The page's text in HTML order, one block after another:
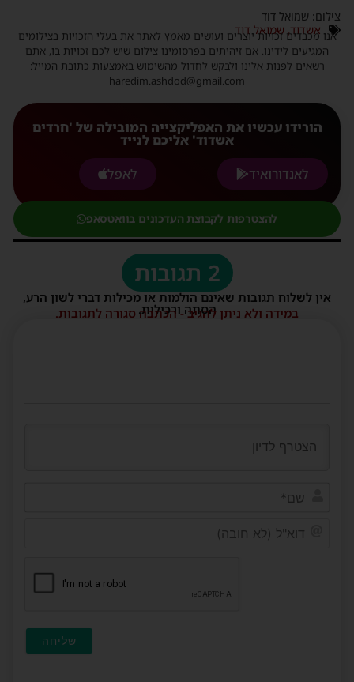
צילום: שמואל דוד
אשדוד, שמואל דוד
אנו מכבדים זכויות יוצרים ועושים מאמץ לאתר את בעלי הזכויות בצילומים
המגיעים לידינו. אם זיהיתים בפרסומינו צילום שיש לכם זכויות בו, אתם
רשאים לפנות אלינו ולבקש לחדול מהשימוש באמצעות כתובת המייל:
haredim.ashdod@gmail.com
הורידו עכשיו את האפליקצייה המובילה של 'חרדים
אשדוד' אליכם לנייד
לאנדורואיד
לאפל
להצטרפות לקבוצת העדכונים בוואטסאפ
2 תגובות
אין לשלוח תגובות שאינם הולמות או מכילות דברי לשון הרע,
הסתה ורכילות.
במידה ולא ניתן להגיב - הכתבה סגורה לתגובות.